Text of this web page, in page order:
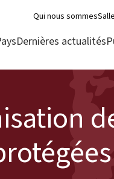
Qui nous sommes
Dernières actualités